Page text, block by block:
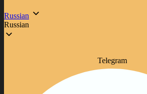
Russian
Russian
Telegram